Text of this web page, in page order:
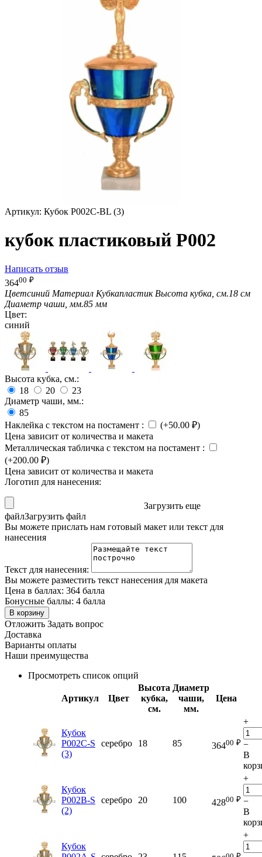
Артикул: Кубок P002C-BL (3)
кубок пластиковый P002
Написать отзыв
36400 ₽
Цветсиний Материал Кубкапластик Высота кубка, см.18 см
Диаметр чаши, мм.85 мм
Цвет:
синий
Высота кубка, см.:
18
20
23
Диаметр чаши, мм.:
85
Наклейка с текстом на постамент : (+50.00 ₽)
Цена зависит от количества и макета
Металлическая табличка с текстом на постамент :
(+200.00 ₽)
Цена зависит от количества и макета
Логотип для нанесения:
Загрузить еще
файлЗагрузить файл
Вы можете прислать нам готовый макет или текст для
нанесения
Текст для нанесения:
Вы можете разместить текст нанесения для макета
Цена в баллах: 364 балла
Бонусные баллы: 4 балла
В корзину
Отложить Задать вопрос
Доставка
Варианты оплаты
Наши преимущества
Просмотреть список опций
Артикул Цвет
Высота
кубка,
см.
Диаметр
чаши,
мм.
Цена
Кубок
P002C-S
(3)
серебро 18 85 36400 ₽
+
−
В
Кубок
P002B-S
(2)
серебро 20 100 42800 ₽
+
−
В
Кубок
+